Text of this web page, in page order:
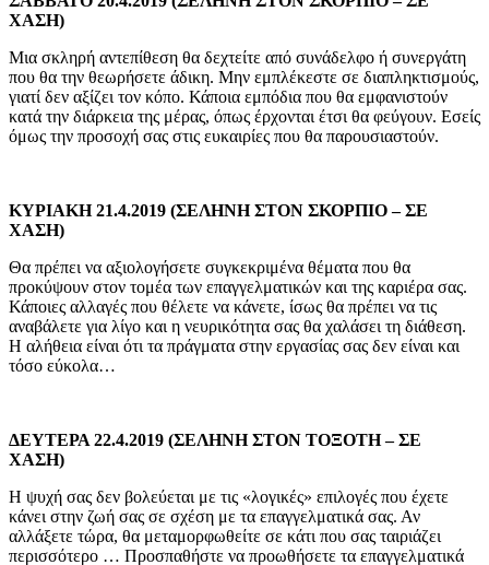
ΧΑΣΗ)
Μια σκληρή αντεπίθεση θα δεχτείτε από συνάδελφο ή συνεργάτη
που θα την θεωρήσετε άδικη. Μην εμπλέκεστε σε διαπληκτισμούς,
γιατί δεν αξίζει τον κόπο. Κάποια εμπόδια που θα εμφανιστούν
κατά την διάρκεια της μέρας, όπως έρχονται έτσι θα φεύγουν. Εσείς
όμως την προσοχή σας στις ευκαιρίες που θα παρουσιαστούν.
ΚΥΡΙΑΚΗ 21.4.2019 (ΣΕΛΗΝΗ ΣΤΟΝ ΣΚΟΡΠΙΟ – ΣΕ
ΧΑΣΗ)
Θα πρέπει να αξιολογήσετε συγκεκριμένα θέματα που θα
προκύψουν στον τομέα των επαγγελματικών και της καριέρα σας.
Κάποιες αλλαγές που θέλετε να κάνετε, ίσως θα πρέπει να τις
αναβάλετε για λίγο και η νευρικότητα σας θα χαλάσει τη διάθεση.
Η αλήθεια είναι ότι τα πράγματα στην εργασίας σας δεν είναι και
τόσο εύκολα…
ΔΕΥΤΕΡΑ 22.4.2019 (ΣΕΛΗΝΗ ΣΤΟΝ ΤΟΞΟΤΗ – ΣΕ
ΧΑΣΗ)
Η ψυχή σας δεν βολεύεται με τις «λογικές» επιλογές που έχετε
κάνει στην ζωή σας σε σχέση με τα επαγγελματικά σας. Αν
αλλάξετε τώρα, θα μεταμορφωθείτε σε κάτι που σας ταιριάζει
περισσότερο … Προσπαθήστε να προωθήσετε τα επαγγελματικά